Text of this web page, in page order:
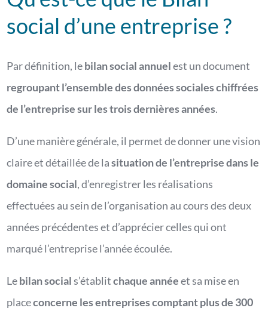
social d’une entreprise ?
Par définition, lebilan social annuelest un document
regroupant l’ensemble des données sociales chiffrées
de l’entreprise sur les trois dernières années.
D’une manière générale, il permet de donner une vision
claire et détaillée de lasituation de l’entreprise dans le
domaine social, d’enregistrer les réalisations
effectuées au sein de l’organisation au cours des deux
années précédentes et d’apprécier celles qui ont
marqué l’entreprise l’année écoulée.
Lebilan socials’établitchaque annéeet sa mise en
placeconcerne les entreprises comptant plus de 300